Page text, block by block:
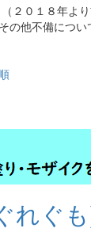
２０１８年よ
の他不備につい
れぐ